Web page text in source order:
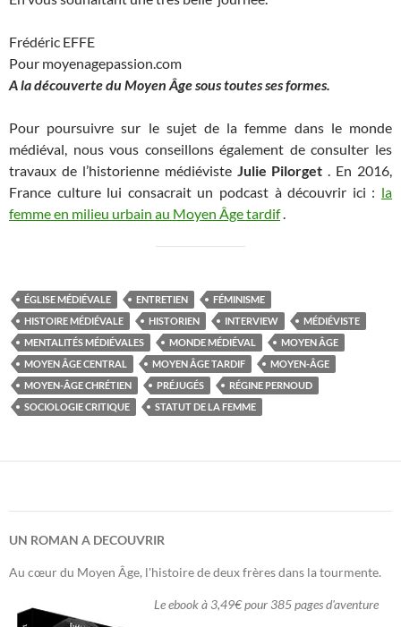
Frédéric EFFE
Pour moyenagepassion.com
A la découverte du Moyen Âgesous toutes ses formes.
Pour poursuivre sur le sujet de la femme dans le monde
médiéval, nous vous conseillons également de consulter les
travaux de l’historienne médiéviste Julie Pilorget . En 2016,
France culture lui consacrait un podcast à découvrir ici : la
femme en milieu urbain au Moyen Âge tardif.
ÉGLISE MÉDIÉVALE ENTRETIEN
FÉMINISME
HISTOIRE MÉDIÉVALE
HISTORIEN INTERVIEW
MÉDIÉVISTE
MENTALITÉS MÉDIÉVALES
MONDE MÉDIÉVAL
MOYEN ÂGE
MOYEN ÂGE CENTRAL
MOYEN ÂGE TARDIF
MOYEN-ÂGE
MOYEN-ÂGE CHRÉTIEN
PRÉJUGÉS
RÉGINE PERNOUD
SOCIOLOGIE CRITIQUE
STATUT DE LA FEMME
UN ROMAN A DECOUVRIR
Au cœur du Moyen Âge, l'histoire de deux frères dans la tourmente.
Le ebook à 3,49€ pour 385 pages d'aventure